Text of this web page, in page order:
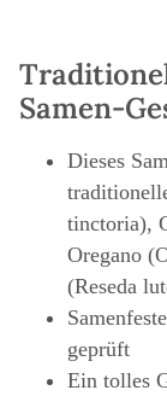
Samen-
Dieses
tinctoria),
Oregano
(Reseda
geprüft
Ein tolles